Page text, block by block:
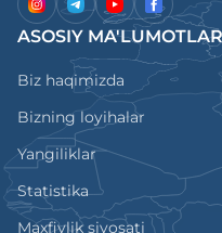
ASOSIY MA'LUMOTLAR
Biz haqimizda
Bizning loyihalar
Yangiliklar
Statistika
Maxfiylik siyosati